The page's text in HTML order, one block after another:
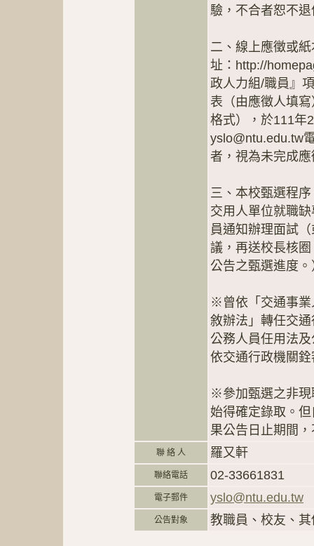
驗，不合者恕不
二、線上應徵或
址：http://
政人力組/職員』
表（由應徵人填
格式），於111年
yslo@ntu.edu.tw
者，視為未完成
三、本校甄選程
交用人單位就職
員通知辦理面試
議，再送校長核
公告之甄選進度。
※曾依「交通事業
敘辦法」轉任交
公務人員任用法
依交通行政機關
※參加甄選之非現
始得確定錄取。
果公告日止期間
聯 絡 人 羅又軒
聯絡電話 02-33661831
電子郵件 yslo@ntu.edu.tw
公告對象 教職員、校友、其